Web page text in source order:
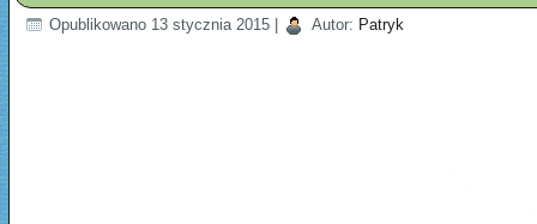
Opublikowano 13 stycznia 2015 Autor: Patryk